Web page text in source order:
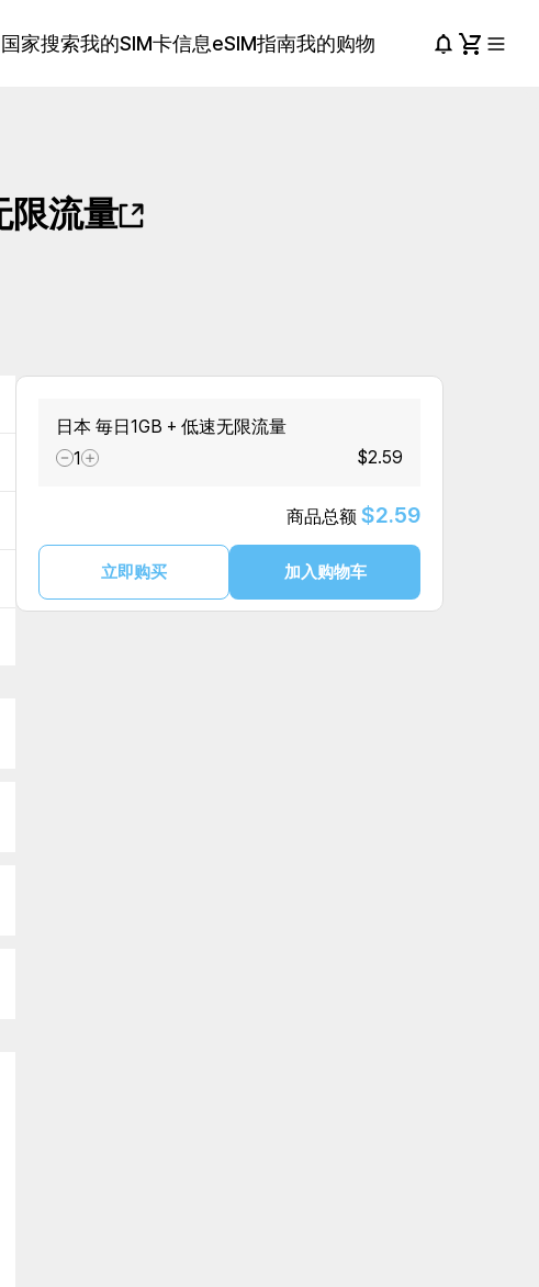
国家搜索我的SIM卡信息eSIM指南我的购物
限流量
日本 毎日1GB + 低速无限流量
1
$2.59
商品总额 $2.59
立即购买 加入购物车